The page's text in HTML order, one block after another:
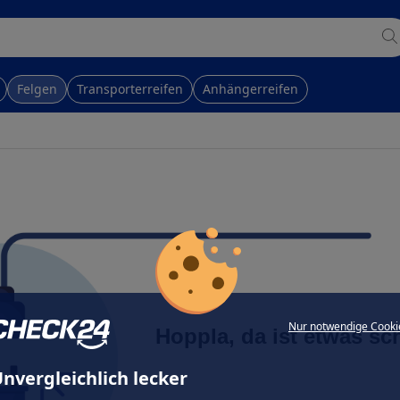
Nur notwendige
lecker
Felgen Transporterreifen Anhängerreifen
Hoppla, da ist etwas